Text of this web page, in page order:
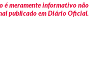
é meramente informativo não
publicado em Diário Oficial.